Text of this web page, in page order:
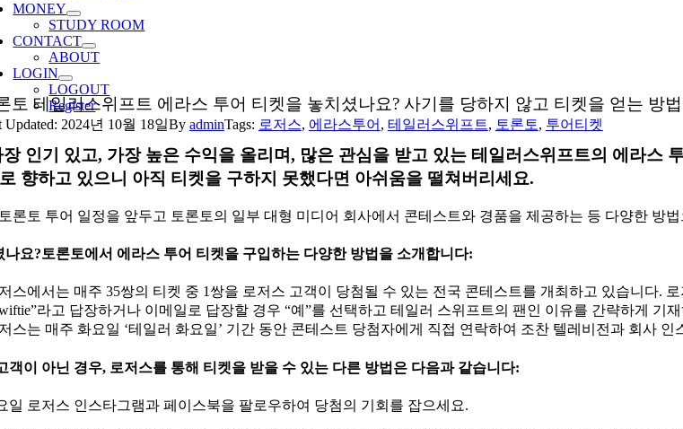
MONEY
STUDY ROOM
CONTACT
ABOUT
LOGIN
LOGOUT
Register
토 테일러스위프트 에라스 투어 티켓을 놓치셨나요? 사기를 당하지 않고 티켓을 얻는 방
Updated: 2024년 10월 18일By adminTags: 로저스, 에라스투어 , 테일러스위프트, 토론토, 투어티켓
인기 있고, 가장 높은 수익을 올리며, 많은 관심을 받고 있는 테일러스위프트의 에라스
향하고 있으니 아직 티켓을 구하지 못했다면 아쉬움을 떨쳐버리세요.
론토 투어 일정을 앞두고 토론토의 일부 대형 미디어 회사에서 콘테스트와 경품을 제공하는 등 다양한 방
나요?토론토에서 에라스 투어 티켓을 구입하는 다양한 방법을 소개합니다:
스에서는 매주 35쌍의 티켓 중 1쌍을 로저스 고객이 당첨될 수 있는 전국 콘테스트를 개최하고 있습니다.
라고 답장하거나 이메일로 답장할 경우 “예”를 선택하고 테일러 스위프트의 팬인 이유를 간략하게 기
스는 매주 화요일 ‘테일러 화요일’ 기간 동안 콘테스트 당첨자에게 직접 연락하여 조찬 텔레비전과 회사
객이 아닌 경우, 로저스를 통해 티켓을 받을 수 있는 다른 방법은 다음과 같습니다:
일 로저스 인스타그램과 페이스북을 팔로우하여 당첨의 기회를 잡으세요.